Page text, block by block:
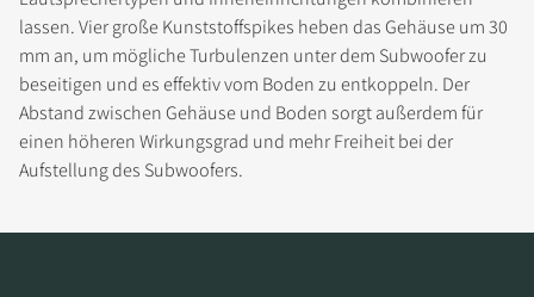
lassen. Vier große Kunststoffspikes heben das Gehäuse um 30
mm an, um mögliche Turbulenzen unter dem Subwoofer zu
beseitigen und es effektiv vom Boden zu entkoppeln. Der
Abstand zwischen Gehäuse und Boden sorgt außerdem für
einen höheren Wirkungsgrad und mehr Freiheit bei der
Aufstellung des Subwoofers.